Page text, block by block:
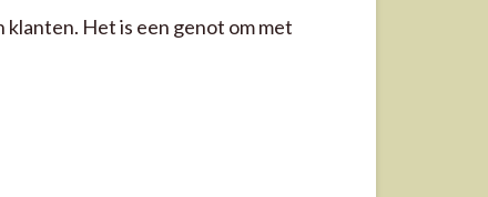
Het is een genot om met